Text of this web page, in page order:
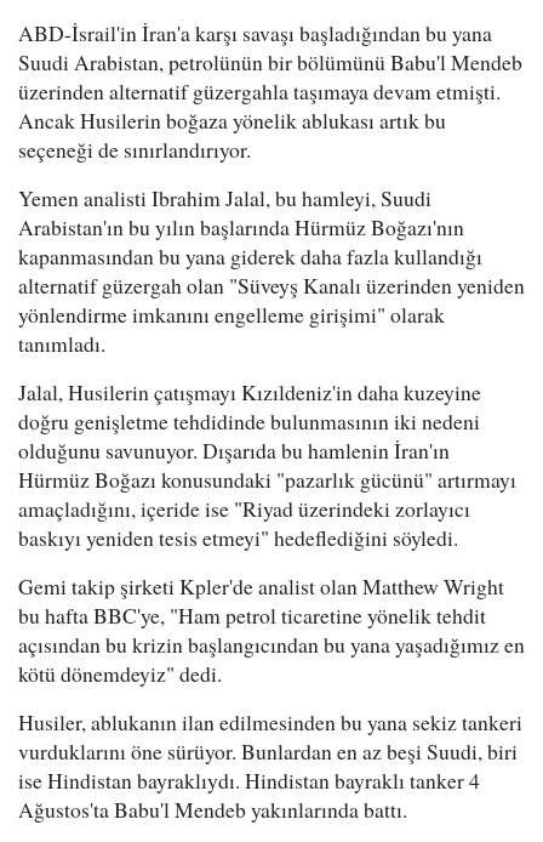
ABD-İsrail'in İran'a karşı savaşı başladığından bu yana
Suudi Arabistan, petrolünün bir bölümünü Babu'l Mendeb
üzerinden alternatif güzergahla taşımaya devam etmişti.
Ancak Husilerin boğaza yönelik ablukası artık bu
seçeneği de sınırlandırıyor.
Yemen analisti Ibrahim Jalal, bu hamleyi, Suudi
Arabistan'ın bu yılın başlarında Hürmüz Boğazı'nın
kapanmasından bu yana giderek daha fazla kullandığı
alternatif güzergah olan "Süveyş Kanalı üzerinden yeniden
yönlendirme imkanını engelleme girişimi" olarak
tanımladı.
Jalal, Husilerin çatışmayı Kızıldeniz'in daha kuzeyine
doğru genişletme tehdidinde bulunmasının iki nedeni
olduğunu savunuyor. Dışarıda bu hamlenin İran'ın
Hürmüz Boğazı konusundaki "pazarlık gücünü" artırmayı
amaçladığını, içeride ise "Riyad üzerindeki zorlayıcı
baskıyı yeniden tesis etmeyi" hedeflediğini söyledi.
Gemi takip şirketi Kpler'de analist olan Matthew Wright
bu hafta BBC'ye, "Ham petrol ticaretine yönelik tehdit
açısından bu krizin başlangıcından bu yana yaşadığımız en
kötü dönemdeyiz" dedi.
Husiler, ablukanın ilan edilmesinden bu yana sekiz tankeri
vurduklarını öne sürüyor. Bunlardan en az beşi Suudi, biri
ise Hindistan bayraklıydı. Hindistan bayraklı tanker 4
Ağustos'ta Babu'l Mendeb yakınlarında battı.